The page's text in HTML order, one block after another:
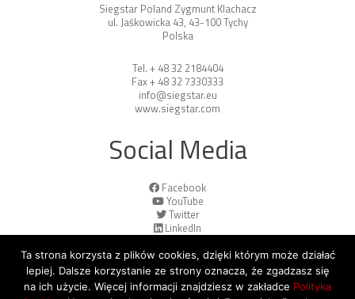
Siegstar Poland Zygmunt Klachacz
ul. Jaśkowicka 43, 43-100 Tychy
Polska
Tel. + 48 32 2184404
Fax + 48 32 7330333
info@siegstar.eu
www.siegstar.com
Social Media
Facebook
YouTube
Twitter
LinkedIn
Ta strona korzysta z plików cookies, dzięki którym może działać
lepiej. Dalsze korzystanie ze strony oznacza, że zgadzasz się
na ich użycie. Więcej informacji znajdziesz w zakładce Polityka